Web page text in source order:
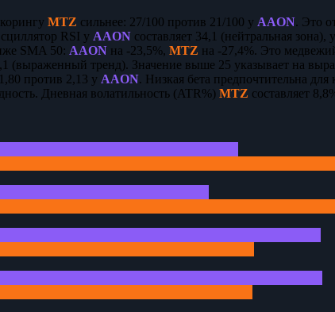
MTZ сильнее: 27/100 против 21/100 у AAON. Это
RSI у AAONсоставляет 34,1 (нейтральная зона), у
SMA 50: AAONна -23,5%, MTZ на -27,4%. Это
(выраженный тренд). Значение выше 25 указывает на
против 2,13 у AAON. Низкая бета предпочтительна
Дневная волатильность (ATR%) MTZ составляет